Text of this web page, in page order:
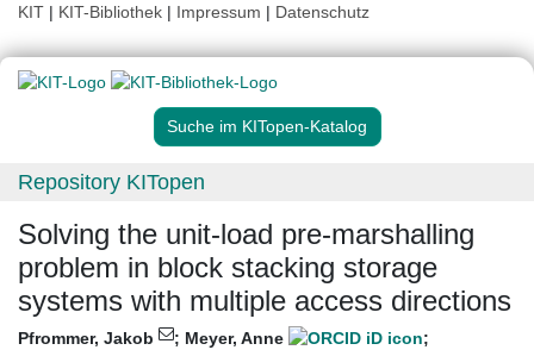
KIT | KIT-Bibliothek | Impressum | Datenschutz
Suche im KITopen-Katalog
Repository KITopen
Solving the unit-load pre-marshalling
problem in block stacking storage
systems with multiple access directions
Pfrommer, Jakob ; Meyer, Anne
;